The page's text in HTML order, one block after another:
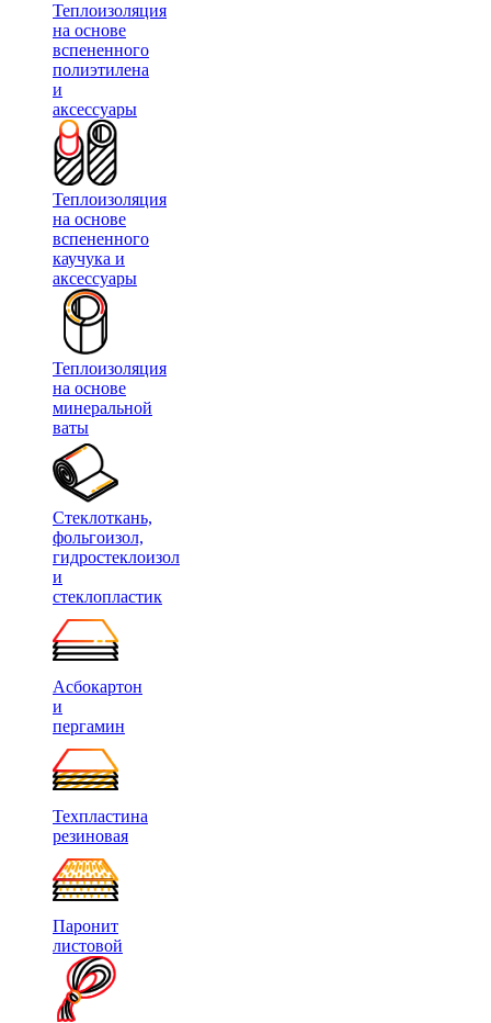
Теплоизоляция
на основе
вспененного
полиэтилена
и
аксессуары
Теплоизоляция
на основе
вспененного
каучука и
аксессуары
Теплоизоляция
на основе
минеральной
ваты
Стеклоткань,
фольгоизол,
гидростеклоизол
и
стеклопластик
Асбокартон
и
пергамин
Техпластина
резиновая
Паронит
листовой